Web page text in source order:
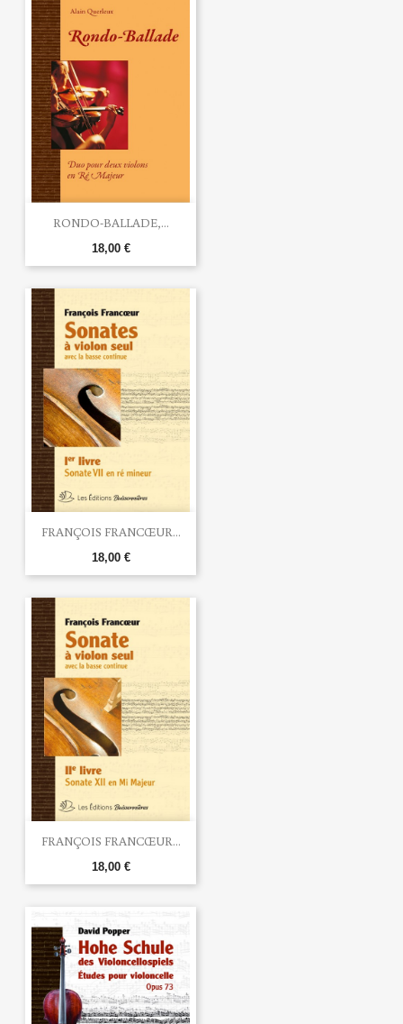
RONDO-BALLADE,...
18,00 €
FRANÇOIS FRANCŒUR...
18,00 €
FRANÇOIS FRANCŒUR...
18,00 €